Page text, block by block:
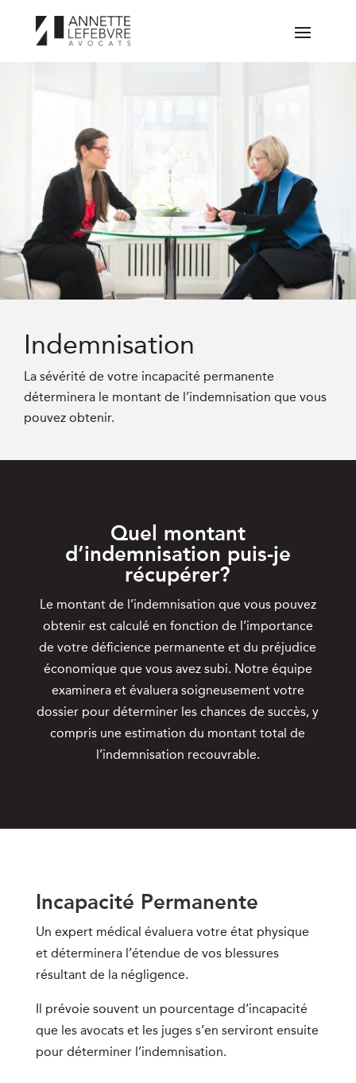
Indemnisation
La sévérité de votre incapacité permanente
déterminera le montant de l’indemnisation que vous
pouvez obtenir.
Quel montant
d’indemnisation puis-je
récupérer?
Le montant de l’indemnisation que vous pouvez
obtenir est calculé en fonction de l’importance
de votre déficience permanente et du préjudice
économique que vous avez subi. Notre équipe
examinera et évaluera soigneusement votre
dossier pour déterminer les chances de succès, y
compris une estimation du montant total de
l’indemnisation recouvrable.
Incapacité Permanente
Un expert médical évaluera votre état physique
et déterminera l’étendue de vos blessures
résultant de la négligence.
Il prévoie souvent un pourcentage d’incapacité
que les avocats et les juges s’en serviront ensuite
pour déterminer l’indemnisation.